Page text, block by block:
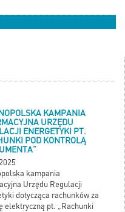
KAMPANIA
URZĘDU
ENERGETYKI PT.
POD KONTROLĄ
kampania
Urzędu Regulacji
dotycząca rachunków za
elektryczną pt. „Rachunki